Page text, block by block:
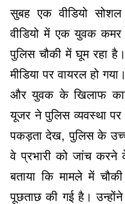
सुबह एक वीडियो सोशल
वीडियो में एक युवक
पुलिस चौकी में घूम रहा
मीडिया पर वायरल हो
और युवक के खिलाफ
यूजर ने पुलिस व्यवस्था
पकड़ता देख, पुलिस के
वे प्रभारी को जांच करने
बताया कि मामले में
पूछताछ की गई है।